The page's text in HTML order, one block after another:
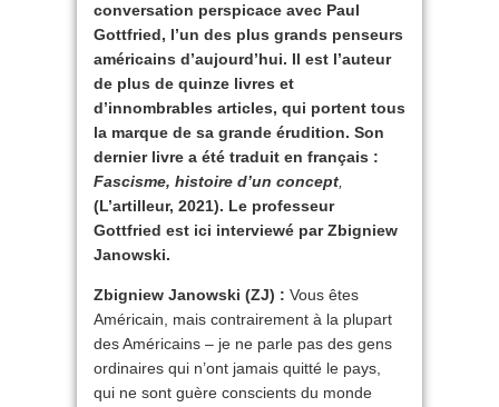
conversation perspicace avec Paul
Gottfried, l’un des plus grands penseurs
américains d’aujourd’hui. Il est l’auteur
de plus de quinze livres et
d’innombrables articles, qui portent tous
la marque de sa grande érudition. Son
dernier livre a été traduit en français :
Fascisme, histoire d’un concept
(L’artilleur, 2021). Le professeur
Gottfried est ici interviewé par Zbigniew
Janowski.
Zbigniew Janowski (ZJ) : Vous êtes
Américain, mais contrairement à la plupart
des Américains – je ne parle pas des gens
ordinaires qui n’ont jamais quitté le pays,
qui ne sont guère conscients du monde